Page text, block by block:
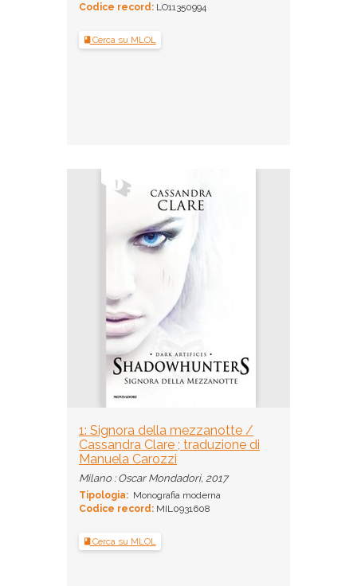
Codice record: LO11350994
Cerca su MLOL
1: Signora della mezzanotte /
Cassandra Clare ; traduzione di
Manuela Carozzi
Milano : Oscar Mondadori, 2017
Tipologia: Monografia moderna
Codice record: MIL0931608
Cerca su MLOL